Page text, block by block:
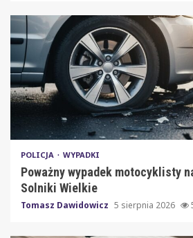
POLICJA WYPADKI
Poważny wypadek motocyklisty
Solniki Wielkie
Tomasz Dawidowicz 5 sierpnia 2026